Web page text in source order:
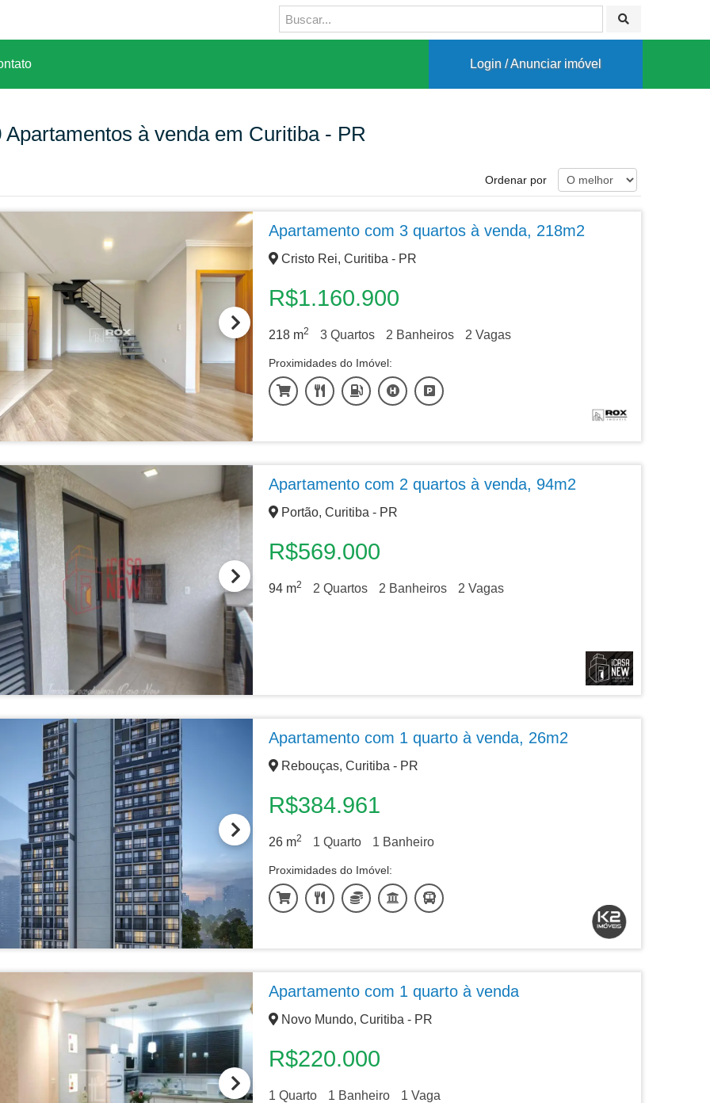
Login / Anunciar imóvel
Apartamentos à venda em Curitiba - PR
Ordenar por
Apartamento com 3 quartos à venda, 218m2
Cristo Rei, Curitiba - PR
R$1.160.900
218 m2 3 Quartos 2 Banheiros 2 Vagas
Proximidades do Imóvel:
Apartamento com 2 quartos à venda, 94m2
Portão, Curitiba - PR
R$569.000
94 m2 2 Quartos 2 Banheiros 2 Vagas
Apartamento com 1 quarto à venda, 26m2
Rebouças, Curitiba - PR
R$384.961
26 m2 1 Quarto 1 Banheiro
Proximidades do Imóvel:
Apartamento com 1 quarto à venda
Novo Mundo, Curitiba - PR
R$220.000
1 Quarto 1 Banheiro 1 Vaga